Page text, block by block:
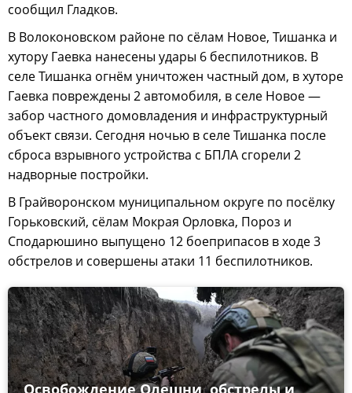
сообщил Гладков.
В Волоконовском районе по сёлам Новое, Тишанка и
хутору Гаевка нанесены удары 6 беспилотников. В
селе Тишанка огнём уничтожен частный дом, в хуторе
Гаевка повреждены 2 автомобиля, в селе Новое —
забор частного домовладения и инфраструктурный
объект связи. Сегодня ночью в селе Тишанка после
сброса взрывного устройства с БПЛА сгорели 2
надворные постройки.
В Грайворонском муниципальном округе по посёлку
Горьковский, сёлам Мокрая Орловка, Пороз и
Сподарюшино выпущено 12 боеприпасов в ходе 3
обстрелов и совершены атаки 11 беспилотников.